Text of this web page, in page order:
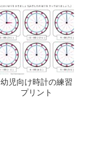
幼児向け時計の練習
プリント